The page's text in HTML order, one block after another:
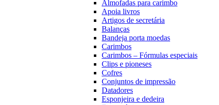
Almofadas para carimbo
Apoia livros
Artigos de secretária
Balanças
Bandeja porta moedas
Carimbos
Carimbos – Fórmulas especiais
Clips e pioneses
Cofres
Conjuntos de impressão
Datadores
Esponjeira e dedeira